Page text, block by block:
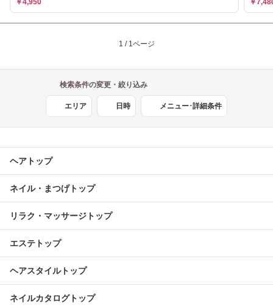
1 / 1ページ
検索条件の変更・絞り込み
エリア 日時 メニュー･詳細条件
ヘアトップ
ネイル・まつげトップ
リラク・マッサージトップ
エステトップ
ヘアスタイルトップ
ネイルカタログトップ